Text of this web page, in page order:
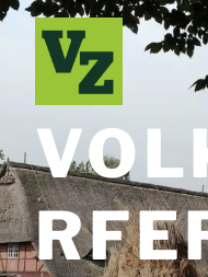
Zum
Inhalt
springen